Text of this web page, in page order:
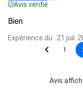
Avis vérifié
Bien
Expérience du : 21 juil.
1
Avis